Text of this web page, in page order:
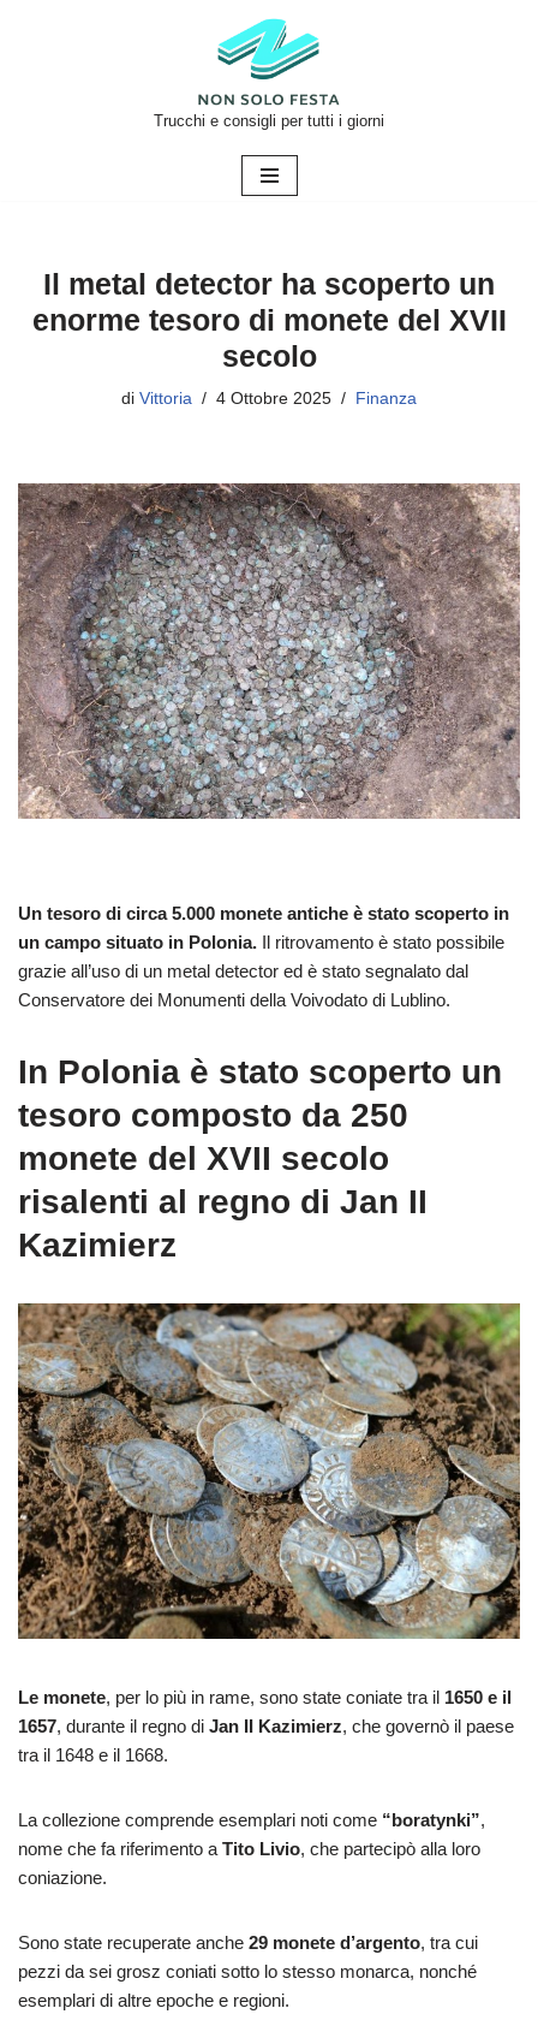
Trucchi e consigli per tutti i giorni
Il metal detector ha scoperto un
enorme tesoro di monete del XVII
secolo
di Vittoria 4 Ottobre 2025 Finanza
Un tesoro di circa 5.000 monete antiche è stato scoperto in
un campo situato in Polonia. Il ritrovamento è stato possibile
grazie all’uso di un metal detector ed è stato segnalato dal
Conservatore dei Monumenti della Voivodato di Lublino.
In Polonia è stato scoperto un
tesoro composto da 250
monete del XVII secolo
risalenti al regno di Jan II
Kazimierz
Le monete, per lo più in rame, sono state coniate tra il 1650 e il
1657, durante il regno di Jan II Kazimierz, che governò il paese
tra il 1648 e il 1668.
La collezione comprende esemplari noti come “boratynki”,
nome che fa riferimento a Tito Livio, che partecipò alla loro
coniazione.
Sono state recuperate anche 29 monete d’argento, tra cui
pezzi da sei grosz coniati sotto lo stesso monarca, nonché
esemplari di altre epoche e regioni.